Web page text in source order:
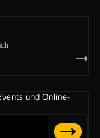
und Online-